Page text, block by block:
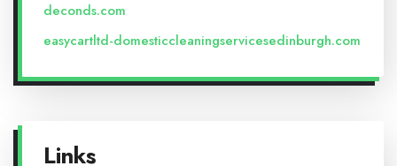
deconds.com
easycartltd-domesticcleaningservicesedinburgh.com
Links